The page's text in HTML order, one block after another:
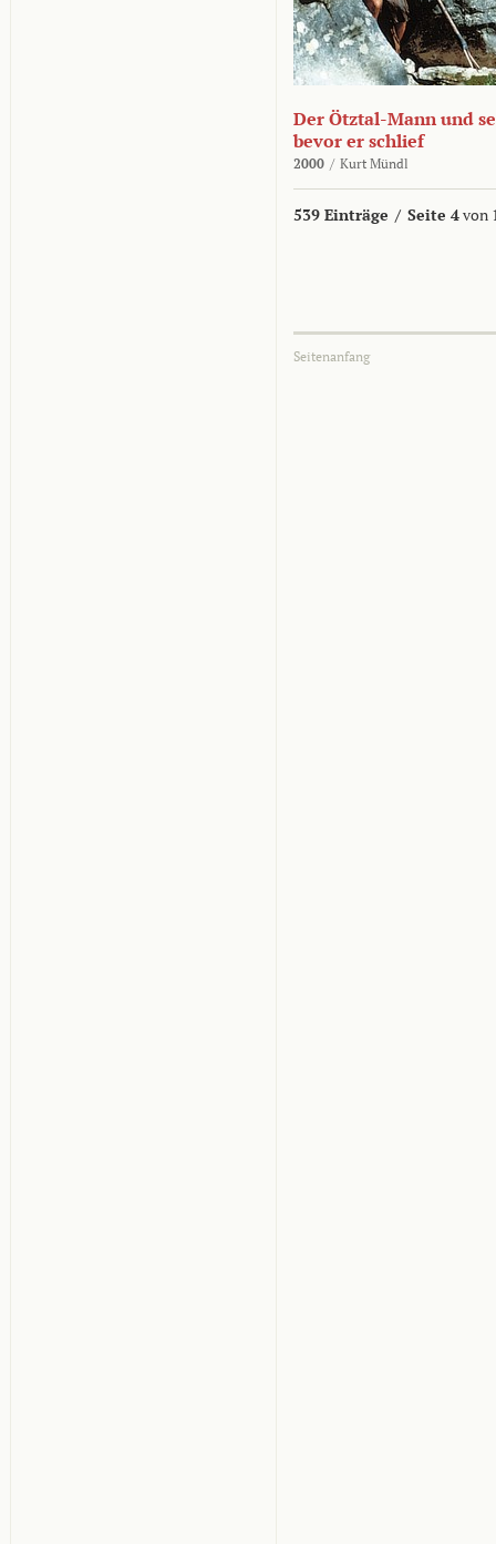
Der Ötztal-Mann und
bevor er schlief
2000 / Kurt Mündl
539 Einträge / Seite 4von
Seitenanfang